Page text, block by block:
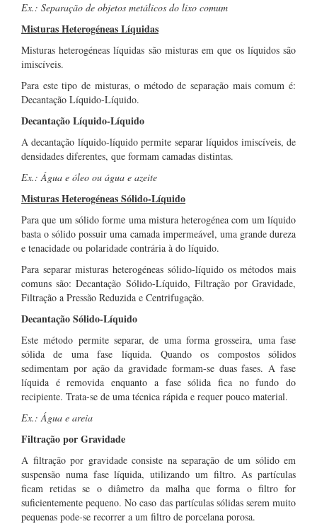
Ex.: Separação de objetos metálicos do lixo comum
Misturas Heterogéneas Líquidas
Misturas heterogéneas líquidas são misturas em que os líquidos são
imiscíveis.
Para este tipo de misturas, o método de separação mais comum é:
Decantação Líquido-Líquido.
Decantação Líquido-Líquido
A decantação líquido-líquido permite separar líquidos imiscíveis, de
densidades diferentes, que formam camadas distintas.
Ex.: Água e óleo ou água e azeite
Misturas Heterogéneas Sólido-Líquido
Para que um sólido forme uma mistura heterogénea com um líquido
basta o sólido possuir uma camada impermeável, uma grande dureza
e tenacidade ou polaridade contrária à do líquido.
Para separar misturas heterogéneas sólido-líquido os métodos mais
comuns são: Decantação Sólido-Líquido, Filtração por Gravidade,
Filtração a Pressão Reduzida e Centrifugação.
Decantação Sólido-Líquido
Este método permite separar, de uma forma grosseira, uma fase
sólida de uma fase líquida. Quando os compostos sólidos
sedimentam por ação da gravidade formam-se duas fases. A fase
líquida é removida enquanto a fase sólida fica no fundo do
recipiente. Trata-se de uma técnica rápida e requer pouco material.
Ex.: Água e areia
Filtração por Gravidade
A filtração por gravidade consiste na separação de um sólido em
suspensão numa fase líquida, utilizando um filtro. As partículas
ficam retidas se o diâmetro da malha que forma o filtro for
suficientemente pequeno. No caso das partículas sólidas serem muito
pequenas pode-se recorrer a um filtro de porcelana porosa.